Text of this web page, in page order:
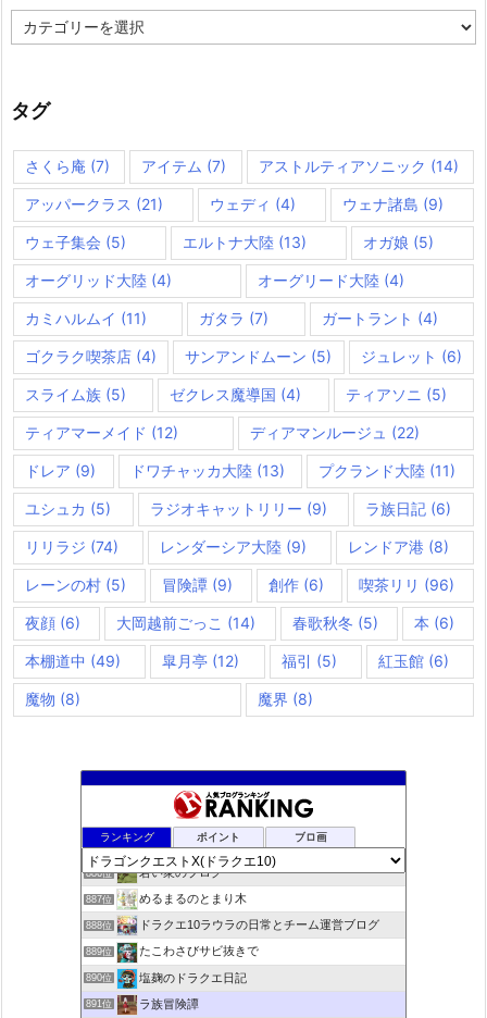
テ
ー
タグ
さくら庵 (7) アイテム (7) アストルティアソニック (14)
アッパークラス (21) ウェディ (4) ウェナ諸島 (9)
ウェ子集会 (5) エルトナ大陸 (13) オガ娘 (5)
オーグリッド大陸 (4) オーグリード大陸 (4)
カミハルムイ (11) ガタラ (7) ガートラント (4)
ゴクラク喫茶店 (4) サンアンドムーン (5) ジュレット (6)
スライム族 (5) ゼクレス魔導国 (4) ティアソニ (5)
ティアマーメイド (12) ディアマンルージュ (22)
ドレア (9) ドワチャッカ大陸(13) プクランド大陸 (11)
ユシュカ (5) ラジオキャットリリー (9) ラ族日記 (6)
リリラジ (74) レンダーシア大陸 (9) レンドア港 (8)
レーンの村 (5) 冒険譚(9) 創作(6) 喫茶リリ (96)
夜顔 (6) 大岡越前ごっこ (14) 春歌秋冬 (5) 本 (6)
本棚道中 (49) 皐月亭 (12) 福引 (5) 紅玉館(6)
魔物 (8) 魔界 (8)
ランキング ポイント ブロ画
rosappiのブログ
885位 小さな村
886位 若い衆のブログ
887位 めるまるのとまり木
888位 ドラクエ10ラウラの日常とチーム運営ブログ
889位 たこわさびサビ抜きで
890位 塩麹のドラクエ日記
891位 ラ族冒険譚